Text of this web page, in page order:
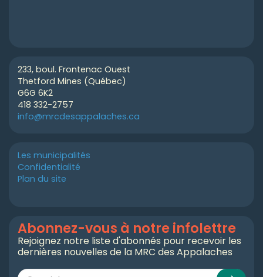
233, boul. Frontenac Ouest
Thetford Mines (Québec)
G6G 6K2
418 332-2757
info@mrcdesappalaches.ca
Les municipalités
Confidentialité
Plan du site
Abonnez-vous à notre infolettre
Rejoignez notre liste d'abonnés pour recevoir les
dernières nouvelles de la MRC des Appalaches